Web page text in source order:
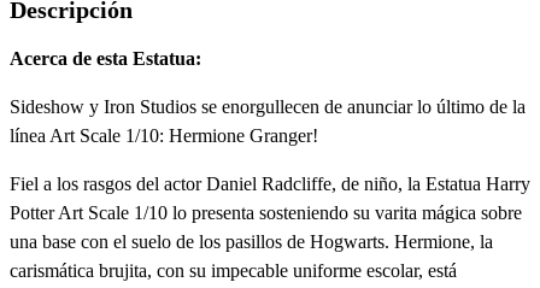
Descripción
Acerca de esta Estatua:
Sideshow y Iron Studios se enorgullecen de anunciar lo último de la
línea Art Scale 1/10: Hermione Granger!
Fiel a los rasgos del actor Daniel Radcliffe, de niño, la Estatua Harry
Potter Art Scale 1/10 lo presenta sosteniendo su varita mágica sobre
una base con el suelo de los pasillos de Hogwarts. Hermione, la
carismática brujita, con su impecable uniforme escolar, está